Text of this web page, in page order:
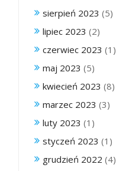
sierpień 2023 (5)
lipiec 2023 (2)
czerwiec 2023 (1)
maj 2023 (5)
kwiecień 2023 (8)
marzec 2023 (3)
luty 2023 (1)
styczeń 2023 (1)
grudzień 2022 (4)